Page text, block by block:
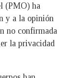
(PMO) ha
y a la opinión
no confirmada
la privacidad